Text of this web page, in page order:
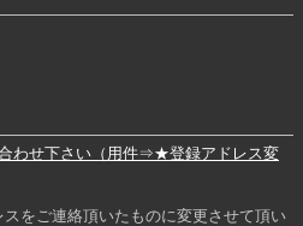
わせ下さい（用件⇒★登録アドレス変
をご連絡頂いたものに変更させて頂い